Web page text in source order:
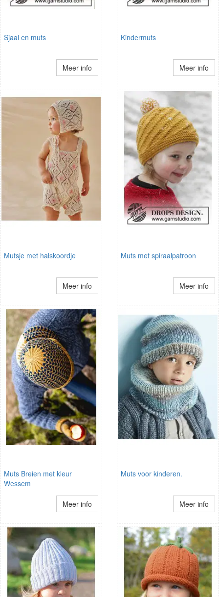
Sjaal en muts
Meer info
Kindermuts
Meer info
Mutsje met halskoordje
Meer info
Muts met spiraalpatroon
Meer info
Muts Breien met kleur
Wessem
Meer info
Muts voor kinderen.
Meer info